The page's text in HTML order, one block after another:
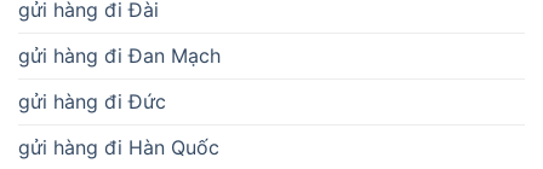
gửi hàng đi Đài
gửi hàng đi Đan Mạch
gửi hàng đi Đức
gửi hàng đi Hàn Quốc